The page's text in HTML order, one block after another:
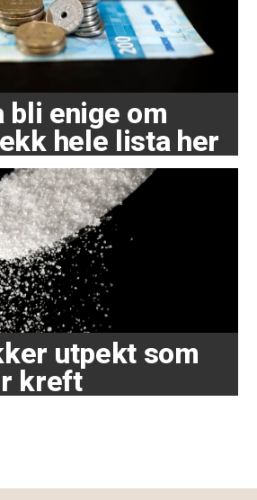
bli enige om
hele lista her
utpekt som
kreft